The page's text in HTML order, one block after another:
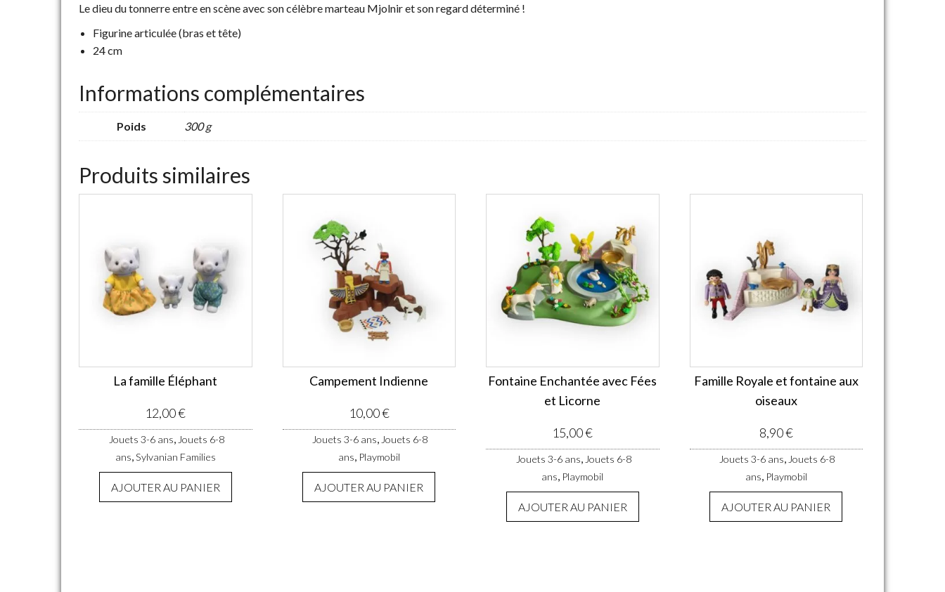
Le dieu du tonnerre entre en scène avec son célèbre marteau Mjolnir et son regard déterminé !
Figurine articulée (bras et tête)
24 cm
Informations complémentaires
Poids 300 g
Produits similaires
La famille Éléphant
12,00€
Jouets 3-6 ans, Jouets 6-8
ans,Sylvanian Families
AJOUTER AU PANIER
Campement Indienne
10,00€
Jouets 3-6 ans, Jouets 6-8
ans, Playmobil
AJOUTER AU PANIER
Fontaine Enchantée avec Fées
et Licorne
15,00€
Jouets 3-6 ans, Jouets 6-8
ans, Playmobil
AJOUTER AU PANIER
Famille Royale et fontaine aux
oiseaux
8,90€
Jouets 3-6 ans, Jouets 6-8
ans, Playmobil
AJOUTER AU PANIER